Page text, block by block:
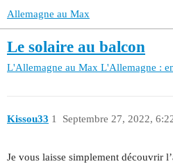
Allemagne au Max
Le solaire au balcon
L'Allemagne au Max L'Allemagne :
Kissou33 Septembre 27, 2022,
1
Je vous laisse simplement découvrir